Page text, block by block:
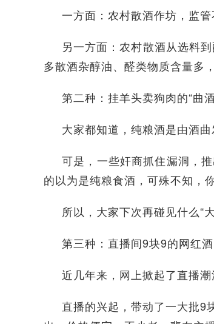
一方面：农村散酒作坊，监
另一方面：农村散酒从选料
多散酒杂醇油、醛类物质含量多
第二种：挂羊头卖狗肉的“曲
大家都知道，纯粮酒是由酒
可是，一些奸商抓住漏洞，
的以为是纯粮食酒，可殊不知，
所以，大家下次再碰见什么“
第三种：直播间9块9的网红酒
近几年来，网上掀起了直播潮
直播的兴起，带动了一大批9